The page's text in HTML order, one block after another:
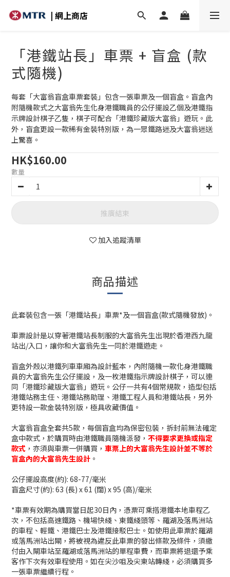
| 網上商店
「港鐵站長」車票 + 盲盒 (款
式隨機)
每套「大富翁盲盒車票套裝」包含一張車票及一個盲盒。盲盒內
附隨機款式之大富翁先生化身港鐵職員的公仔擺設乙個及港鐵指
示牌設計棋子乙隻，棋子可配合「港鐵珍藏版大富翁」遊玩。此
外，盲盒更設一款稀有金裝特別版，為一眾鐵路迷及大富翁迷送
上驚喜。
HK$160.00
數量
推廣結束
加入追蹤清單
商品描述
此套裝包含一張「港鐵站長」車票*及一個盲盒(款式隨機發放)。
車票設計是以穿著港鐵站長制服的大富翁先生出現於香港西九龍
站出/入口，讓你和大富翁先生一同於港鐵遊走。
盲盒外殼以港鐵列車車廂為設計藍本，內附隨機一款化身港鐵職
員的大富翁先生公仔擺設，及一枚港鐵指示牌設計棋子，可以連
同「港鐵珍藏版大富翁」遊玩。公仔一共有4個常規款，造型包括
港鐵站務主任、港鐵站務助理、港鐵工程人員和港鐵站長，另外
更特設一款金裝特別版，極具收藏價值。
大富翁盲盒全套共5款，每個盲盒均為保密包裝，拆封前無法確定
盒中款式，於購買時由港鐵職員隨機派發， 不得要求更換或指定
款式 ，亦須與車票一併購買， 車票上的大富翁先生設計並不等於
盲盒內的大富翁先生設計 。
公仔擺設高度(約): 68-77/毫米
盲盒尺寸(約): 63 (長) x 61 (闊) x 95 (高)/毫米
*車票有效期為購買當日起30日內，憑票可乘搭港鐵本地車程乙
次，不包括高速鐵路、機場快綫、東鐵綫頭等、羅湖及落馬洲站
的車程、輕鐵、港鐵巴士及港鐵接駁巴士。如使用此車票於羅湖
或落馬洲站出閘，將被視為違反此車票的發出條款及條件，須繳
付由入閘車站至羅湖或落馬洲站的單程車費，而車票將退還予乘
客作下次有效車程使用。如在尖沙咀及尖東站轉綫，必須購買多
一張車票繼續行程。